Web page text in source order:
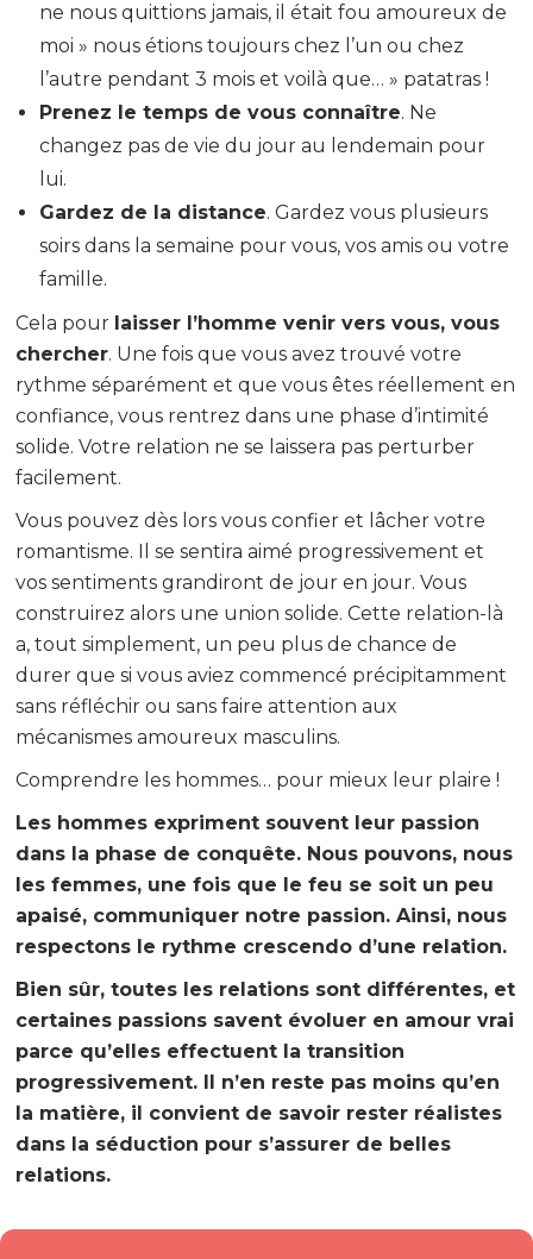
ne nous quittions jamais, il était fou amoureux de
moi » nous étions toujours chez l’un ou chez
l’autre pendant 3 mois et voilà que… » patatras !
Prenez le temps de vous connaître. Ne
changez pas de vie du jour au lendemain pour
lui.
Gardez de la distance. Gardez vous plusieurs
soirs dans la semaine pour vous, vos amis ou votre
famille.
Cela pour laisser l’homme venir vers vous, vous
chercher. Une fois que vous avez trouvé votre
rythme séparément et que vous êtes réellement en
confiance, vous rentrez dans une phase d’intimité
solide. Votre relation ne se laissera pas perturber
facilement.
Vous pouvez dès lors vous confier et lâcher votre
romantisme. Il se sentira aimé progressivement et
vos sentiments grandiront de jour en jour. Vous
construirez alors une union solide. Cette relation-là
a, tout simplement, un peu plus de chance de
durer que si vous aviez commencé précipitamment
sans réfléchir ou sans faire attention aux
mécanismes amoureux masculins.
Comprendre les hommes… pour mieux leur plaire !
Les hommes expriment souvent leur passion
dans la phase de conquête. Nous pouvons, nous
les femmes, une fois que le feu se soit un peu
apaisé, communiquer notre passion. Ainsi, nous
respectons le rythme crescendo d’une relation.
Bien sûr, toutes les relations sont différentes, et
certaines passions savent évoluer en amour vrai
parce qu’elles effectuent la transition
progressivement. Il n’en reste pas moins qu’en
la matière, il convient de savoir rester réalistes
dans la séduction pour s’assurer de belles
relations.